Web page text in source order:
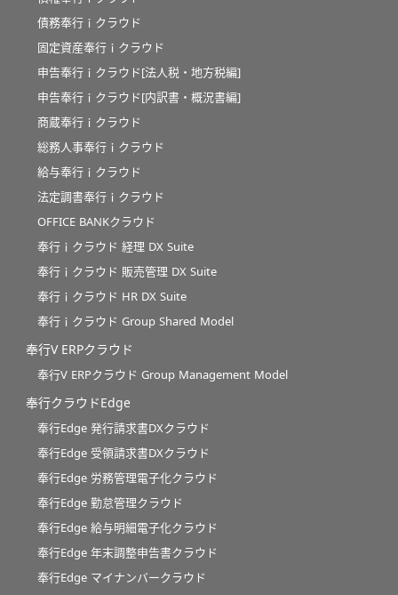
債務奉行ｉクラウド
固定資産奉行ｉクラウド
申告奉行ｉクラウド[法人税・地方税編]
申告奉行ｉクラウド[内訳書・概況書編]
商蔵奉行ｉクラウド
総務人事奉行ｉクラウド
給与奉行ｉクラウド
法定調書奉行ｉクラウド
OFFICE BANKクラウド
奉行ｉクラウド 経理 DX Suite
奉行ｉクラウド 販売管理 DX Suite
奉行ｉクラウド HR DX Suite
奉行ｉクラウド Group Shared Model
奉行V ERPクラウド
奉行V ERPクラウド Group Management Model
奉行クラウドEdge
奉行Edge 発行請求書DXクラウド
奉行Edge 受領請求書DXクラウド
奉行Edge 労務管理電子化クラウド
奉行Edge 勤怠管理クラウド
奉行Edge 給与明細電子化クラウド
奉行Edge 年末調整申告書クラウド
奉行Edge マイナンバークラウド